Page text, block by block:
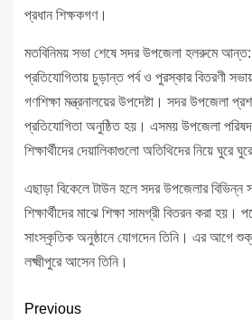
প্রধান শিক্ষকগণ।
মতবিনিময় সভা শেষে সদর উপজেলা হলরুমে আন্ত:
প্রতিযোগিতায় চুড়ান্ত পর্ব ও পুরস্কার বিতরণী
গণশিক্ষা মন্ত্রনালয়ের উপদেষ্টা। সদর উপজেলা
প্রতিযোগিতা অনুষ্ঠিত হয়। এসময় উপজেলা পরিষদ
শিক্ষার্থীদের দেয়ালিকাগুলো অতিথিদের নিয়ে ঘুরে
এছাড়া বিকেলে টাউন হলে সদর উপজেলার বিভিন্ন
শিক্ষার্থীদের মাঝে শিক্ষা সামগ্রী বিতরন করা হয়।
সাংস্কৃতিক অনুষ্ঠানে যোগদেন তিনি। এর আগে
লক্ষ্মীপুরে আসেন তিনি।
Previous